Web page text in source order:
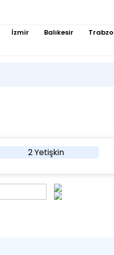
İzmir Balıkesir
2 Yetişkin